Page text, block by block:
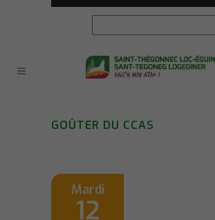
GOÛTER DU CCAS
Mardi
12